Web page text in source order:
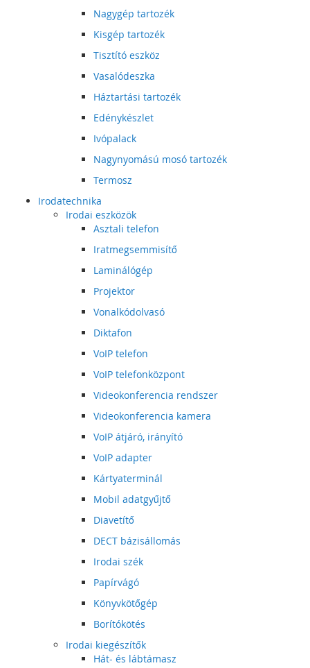
Nagygép tartozék
Kisgép tartozék
Tisztító eszköz
Vasalódeszka
Háztartási tartozék
Edénykészlet
Ivópalack
Nagynyomású mosó tartozék
Termosz
Irodatechnika
Irodai eszközök
Asztali telefon
Iratmegsemmisítő
Laminálógép
Projektor
Vonalkódolvasó
Diktafon
VoIP telefon
VoIP telefonközpont
Videokonferencia rendszer
Videokonferencia kamera
VoIP átjáró, irányító
VoIP adapter
Kártyaterminál
Mobil adatgyűjtő
Diavetítő
DECT bázisállomás
Irodai szék
Papírvágó
Könyvkötőgép
Borítókötés
Irodai kiegészítők
Hát- és lábtámasz